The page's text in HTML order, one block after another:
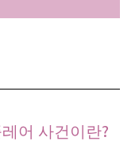
어 사건이란?